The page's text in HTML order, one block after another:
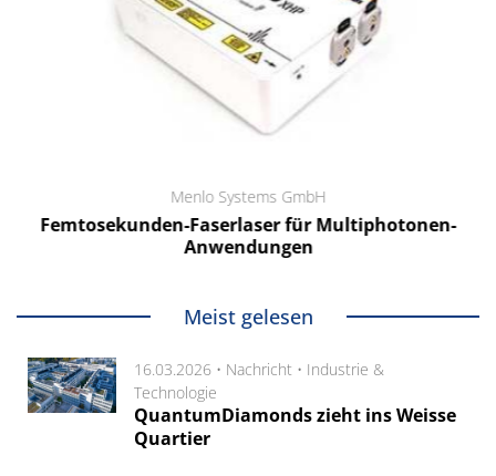
Menlo Systems GmbH
Femtosekunden-Faserlaser für Multiphotonen-
Anwendungen
Meist gelesen
16.03.2026 • Nachricht • Industrie &
Technologie
QuantumDiamonds zieht ins Weisse
Quartier